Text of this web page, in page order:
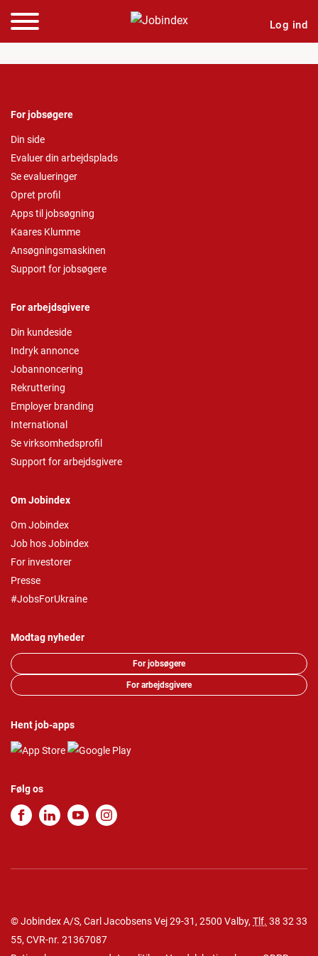
Log ind
For jobsøgere
Din side
Evaluer din arbejdsplads
Se evalueringer
Opret profil
Apps til jobsøgning
Kaares Klumme
Ansøgningsmaskinen
Support for jobsøgere
For arbejdsgivere
Din kundeside
Indryk annonce
Jobannoncering
Rekruttering
Employer branding
International
Se virksomhedsprofil
Support for arbejdsgivere
Om Jobindex
Om Jobindex
Job hos Jobindex
For investorer
Presse
#JobsForUkraine
Modtag nyheder
For jobsøgere
For arbejdsgivere
Hent job-apps
Følg os
© Jobindex A/S, Carl Jacobsens Vej 29-31, 2500 Valby, Tlf. 38 32 33
55, CVR-nr. 21367087